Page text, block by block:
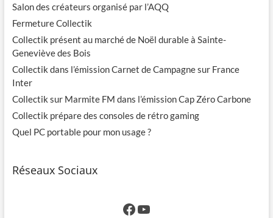
Salon des créateurs organisé par l’AQQ
Fermeture Collectik
Collectik présent au marché de Noël durable à Sainte-
Geneviève des Bois
Collectik dans l’émission Carnet de Campagne sur France
Inter
Collectik sur Marmite FM dans l’émission Cap Zéro Carbone
Collectik prépare des consoles de rétro gaming
Quel PC portable pour mon usage ?
Réseaux Sociaux
Facebook
YouTube